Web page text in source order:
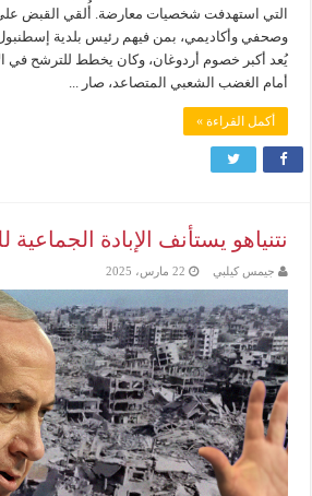
التي استهدفت شخصيات معارضة. أُلقي القبض
وصحفي وأكاديمي، بمن فيهم رئيس بلدية
يُعد أكبر خصوم أردوغان، وكان يخطط للترشح في
أمام الغضب الشعبي المتصاعد، صار ...
أكمل القراءة »
نتنياهو يستأنف الإبادة
جيمس كيلبي 22 مارس، 2025